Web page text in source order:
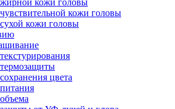
жирной кожи головы
кожи головы
кожи головы
цвета